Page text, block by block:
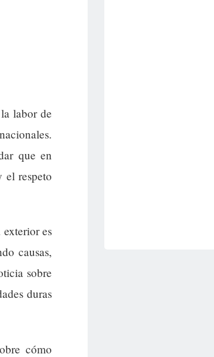
labor de
que en
el respeto
es
causas,
sobre
duras
cómo